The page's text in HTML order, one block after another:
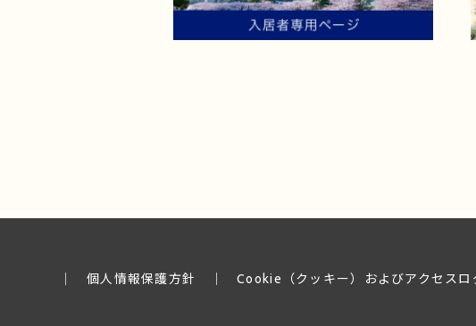
│個人情報保護方針 │Cookie（クッキー）およびアクセスロ